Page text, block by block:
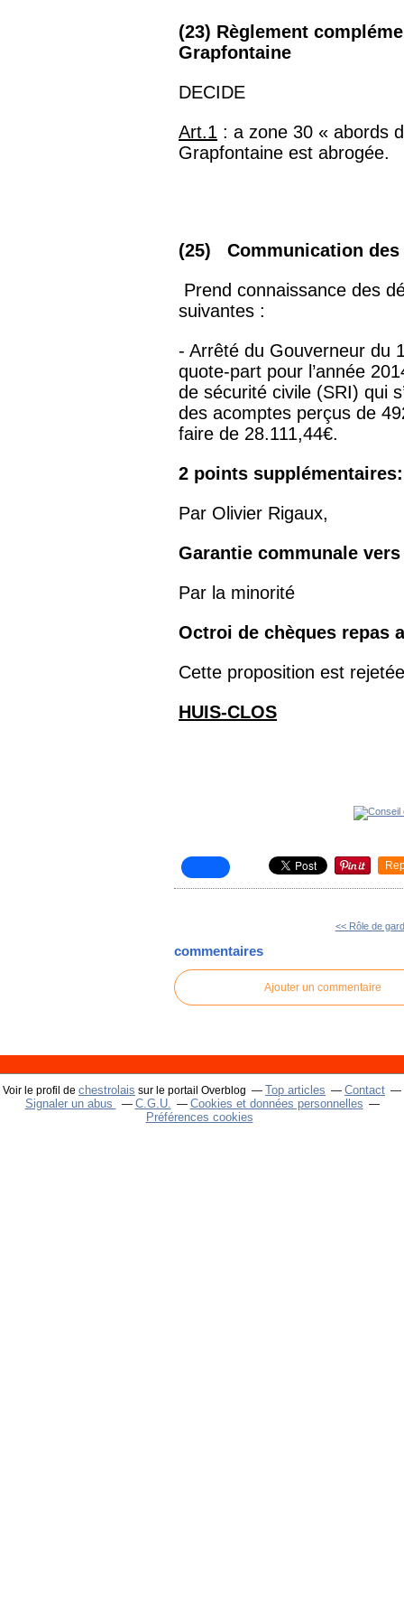
(23) Règlement
Grapfontaine
DECIDE
Art.1 : a zone 30 « abords
Grapfontaine est abrogée.
(25) Communication des
Prend connaissance des
suivantes :
- Arrêté du Gouverneur du
quote-part pour l’année
de sécurité civile (SRI) qui
des acomptes perçus de
faire de 28.111,44€.
2 points supplémentaires:
Par Olivier Rigaux,
Garantie communale
Par la minorité
Octroi de chèques repas
Cette proposition est
HUIS-CLOS
<< Rôle de
commentaires
Ajouter un commentaire
Voir le profil de chestrolais sur le portail Overblog Top articles
Contact
Signaler un abus
C.G.U.
Cookies et données personnelles
Préférences cookies